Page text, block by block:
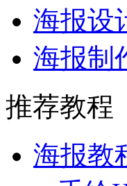
海报设
海报制
推荐教程
海报教